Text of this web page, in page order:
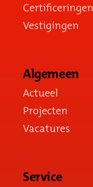
Certificeringen
Vestigingen
Algemeen
Actueel
Projecten
Vacatures
Service